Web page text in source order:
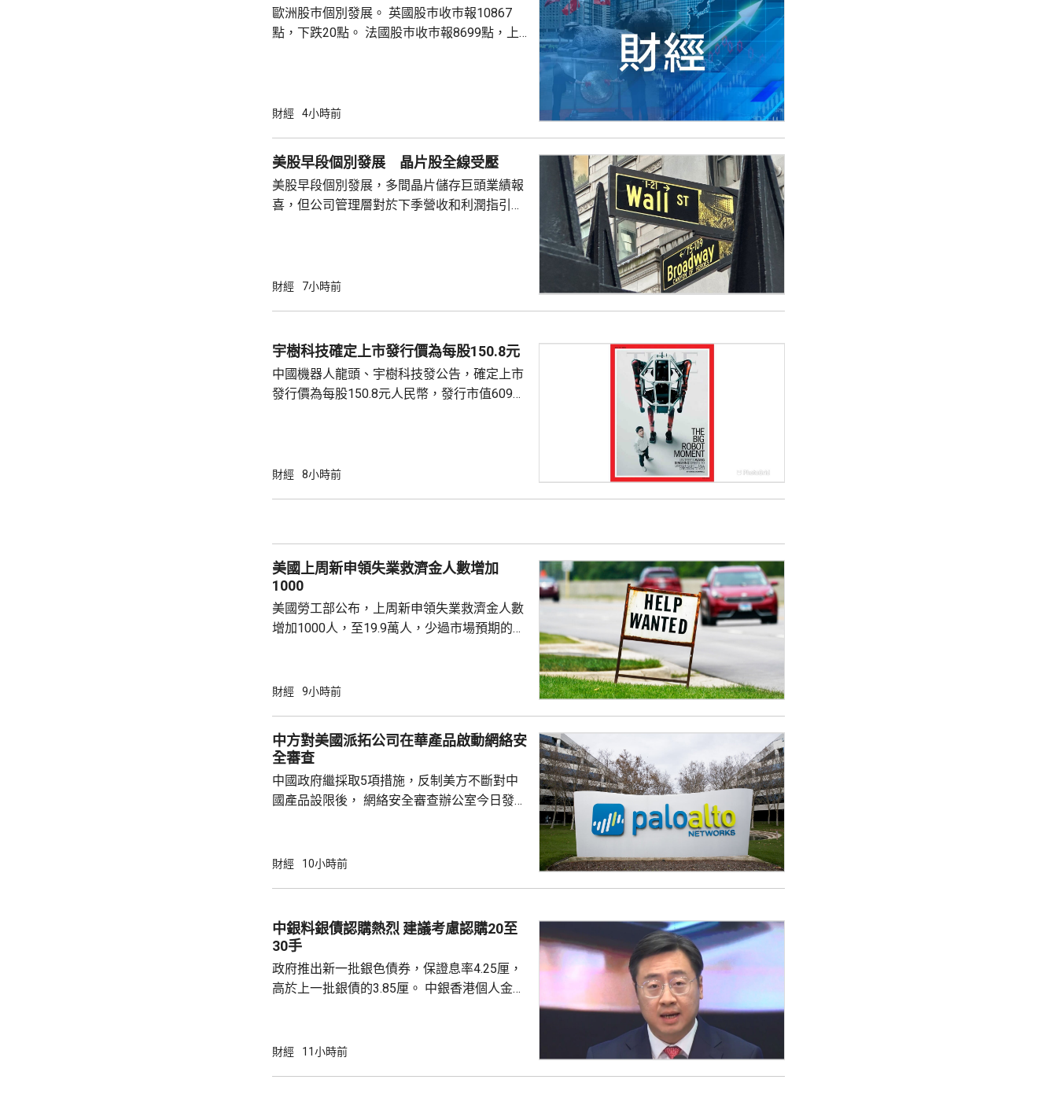
歐洲股巿個別發展。 英國股巿收巿報10867
點，下跌20點。 法國股巿收巿報8699點，上
財經 4小時前
美股早段個別發展 晶片股全線受壓
美股早段個別發展，多間晶片儲存巨頭業績報
喜，但公司管理層對於下季營收和利潤指引未
指數最新報54315點，跌33點； 標準普爾500
財經 7小時前
宇樹科技確定上市發行價為每股150.8元
中國機器人龍頭、宇樹科技發公告，確定上市
發行價為每股150.8元人民幣，發行市值609億
開發行新股4040多萬股，擬發行數量佔發行後
財經 8小時前
美國上周新申領失業救濟金人數增加
1000
美國勞工部公布，上周新申領失業救濟金人數
增加1000人，至19.9萬人，少過市場預期的
19.8萬。
財經 9小時前
中方對美國派拓公司在華產品啟動網絡安
全審查
中國政府繼採取5項措施，反制美方不斷對中
國產品設限後， 網絡安全審查辦公室今日發公
公告指，為保障關鍵信息基礎設施安全穩定運
拓產品實施網絡安全審查。 商務部昨日宣布對
美國採取5項反制措施，包括加強無人機相關
兩用物項對出口管...
財經 10小時前
中銀料銀債認購熱烈 建議考慮認購20至
30手
政府推出新一批銀色債券，保證息率4.25厘，
高於上一批銀債的3.85厘。 中銀香港個人金融
帶動股市和債市波動，令風險較低及收益穩定
財經 11小時前